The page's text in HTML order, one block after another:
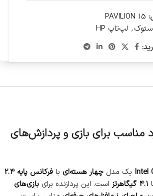
PAVILION 15
, لپ‌تاپ HP
مناسب برای بازی و پردازش‌های
Intel یک مدل چهار هسته‌ای با
فرکانس پایه 2.4
4.1 گیگاهرتز است. این پردازنده برای بازی‌های